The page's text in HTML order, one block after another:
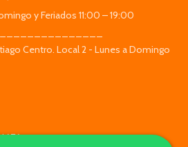
y Feriados 11:00 – 19:00
Centro. Local 2 - Lunes a Domingo